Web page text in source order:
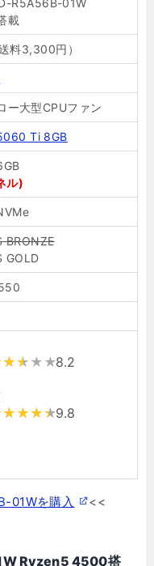
R5A56B-01W
載
料3,300円）
ー大型CPUファン
Ti 8GB
ル)
BRONZE
GOLD
8.2
9.8
01Wを購入 <<
Ryzen5 4500搭